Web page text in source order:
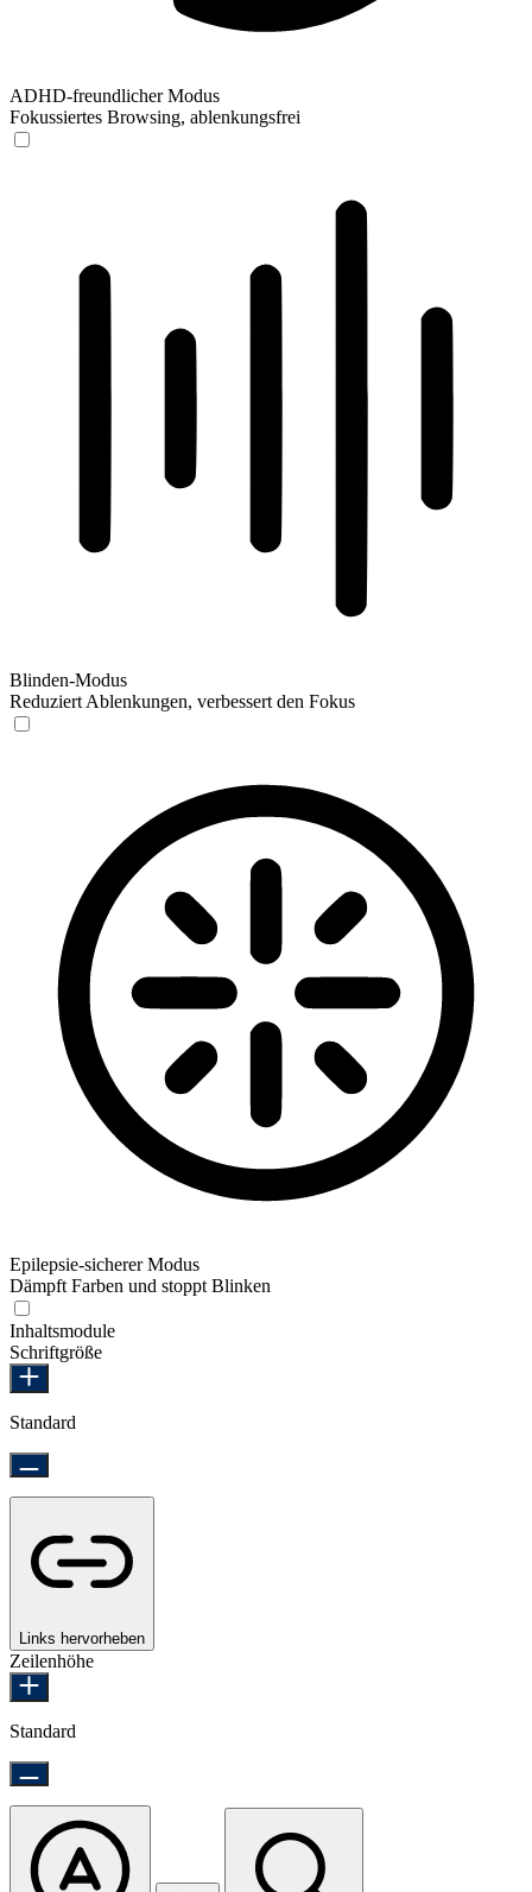
ADHD-freundlicher Modus
Fokussiertes Browsing, ablenkungsfrei
Blinden-Modus
Reduziert Ablenkungen, verbessert den Fokus
Epilepsie-sicherer Modus
Dämpft Farben und stoppt Blinken
Inhaltsmodule
Schriftgröße
Standard
Links hervorheben
Zeilenhöhe
Standard